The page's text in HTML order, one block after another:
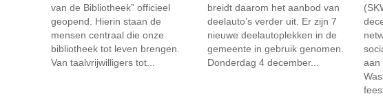
van de Bibliotheek” officieel
geopend. Hierin staan de
mensen centraal die onze
bibliotheek tot leven brengen.
Van taalvrijwilligers tot...
breidt daarom het aanbod van
deelauto’s verder uit. Er zijn 7
nieuwe deelautoplekken in de
gemeente in gebruik genomen.
Donderdag 4 december...
aan